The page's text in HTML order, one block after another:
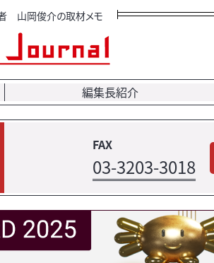
山岡俊介の取材メモ
編集長紹介
FAX
03-3203-3018